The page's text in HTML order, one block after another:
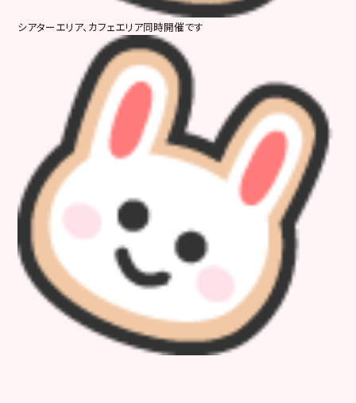
シアターエリア、カフェエリア同時開催です